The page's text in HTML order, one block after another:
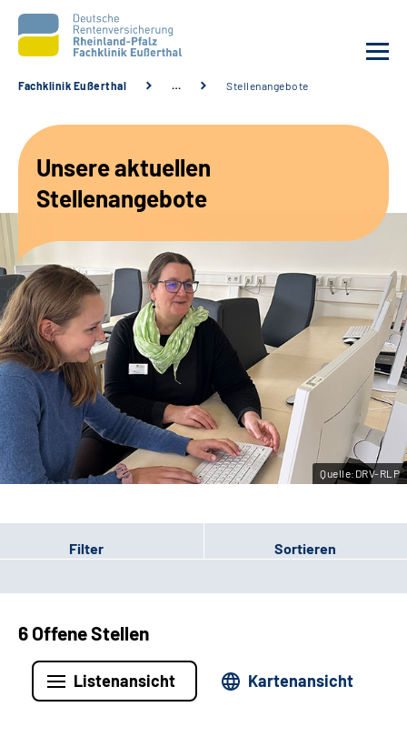
Unsere Angebote
Karriere
Beratungsstellen &
Zuweisende
Suche
Leichte Sprache
Gebärdensprache
Fachklinik Eußerthal … Stellenangebote
Unsere aktuellen
Stellenangebote
Quelle:DRV-RLP
Filter Sortieren
6 Offene Stellen
Listenansicht Kartenansicht